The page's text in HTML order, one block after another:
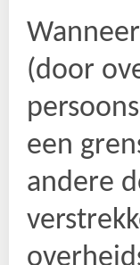
(door
een
andere